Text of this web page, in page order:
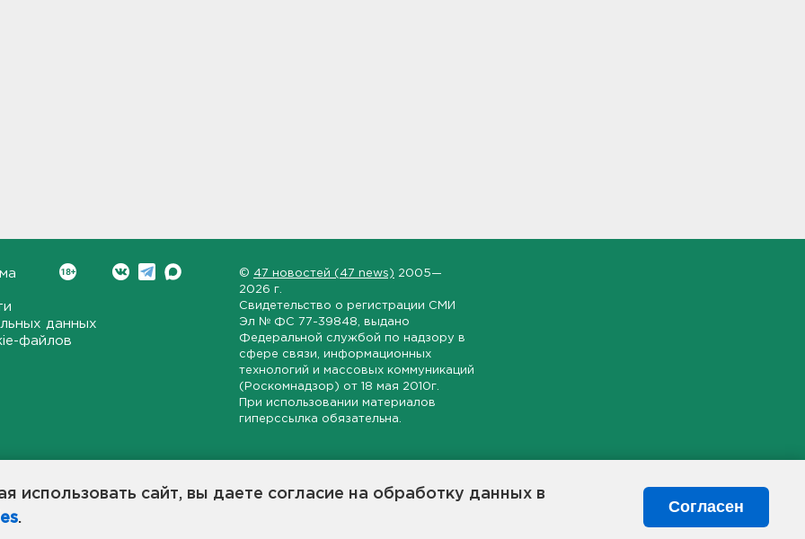
использовать сайт, вы даете согласие на обработку данных в
.
Согласен
данных
файлов
© 47 новостей (47 news) 2005—
2026 г.
Свидетельство о регистрации СМИ
Эл № ФС 77-39848 , выдано
Федеральной службой по надзору в
сфере связи, информационных
технологий и массовых коммуникаций
(Роскомнадзор) от 18 мая 2010г.
При использовании материалов
гиперссылка обязательна.
области, экономической и инвестиционной активности в регионе.
станет популярной и конструктивной площадкой для свободного
в 47-м регионе России.